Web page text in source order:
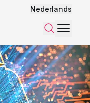
Nederlands
ZoekenMenu